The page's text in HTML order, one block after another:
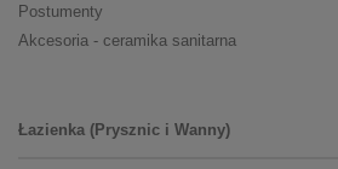
Postumenty
Akcesoria - ceramika sanitarna
Łazienka (Prysznic i Wanny)